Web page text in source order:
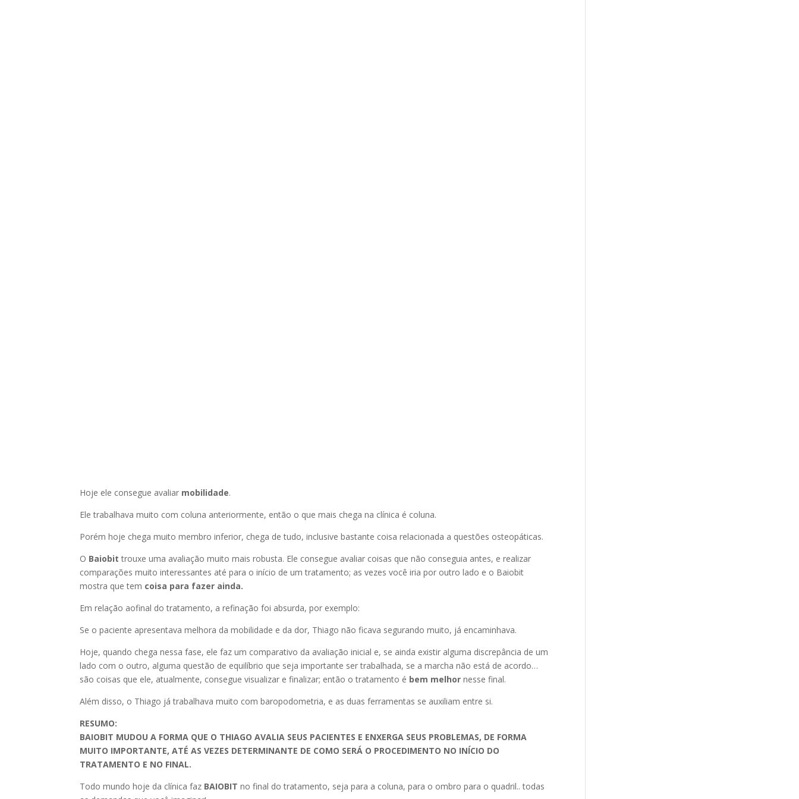
Hoje ele consegue avaliar mobilidade.
Ele trabalhava muito com coluna anteriormente, então o que mais chega na clínica é coluna.
Porém hoje chega muito membro inferior, chega de tudo, inclusive bastante coisa relacionada a questões osteopáticas.
O Baiobit trouxe uma avaliação muito mais robusta. Ele consegue avaliar coisas que não conseguia antes, e realizar
comparações muito interessantes até para o início de um tratamento; as vezes você iria por outro lado e o Baiobit
mostra que tem coisa para fazer ainda.
Em relação aofinal do tratamento, a refinação foi absurda, por exemplo:
Se o paciente apresentava melhora da mobilidade e da dor, Thiago não ficava segurando muito, já encaminhava.
Hoje, quando chega nessa fase, ele faz um comparativo da avaliação inicial e, se ainda existir alguma discrepância de um
lado com o outro, alguma questão de equilíbrio que seja importante ser trabalhada, se a marcha não está de acordo…
são coisas que ele, atualmente, consegue visualizar e finalizar; então o tratamento é bem melhor nesse final.
Além disso, o Thiago já trabalhava muito com baropodometria, e as duas ferramentas se auxiliam entre si.
RESUMO:
BAIOBIT MUDOU A FORMA QUE O THIAGO AVALIA SEUS PACIENTES E ENXERGA SEUS PROBLEMAS, DE FORMA
MUITO IMPORTANTE, ATÉ AS VEZES DETERMINANTE DE COMO SERÁ O PROCEDIMENTO NO INÍCIO DO
TRATAMENTO E NO FINAL.
Todo mundo hoje da clínica faz BAIOBIT no final do tratamento, seja para a coluna, para o ombro para o quadril.. todas